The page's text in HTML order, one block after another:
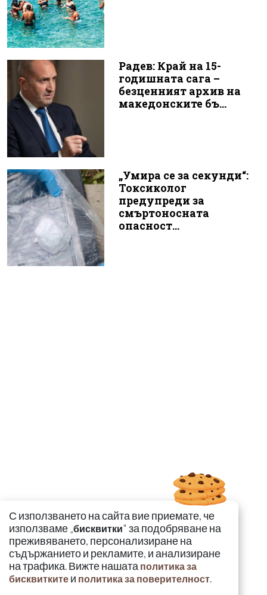
Радев: Край на 15-
годишната сага –
безценният архив на
македонските бъ...
„Умира се за секунди“:
Токсиколог
предупреди за
смъртоносната
опасност...
С използването на сайта вие приемате, че
използваме „бисквитки" за подобряване на
преживяването, персонализиране на
съдържанието и рекламите, и анализиране
на трафика. Вижте нашата политика за
бисквитките и политика за поверителност.